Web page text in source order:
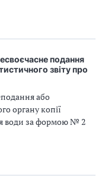
подання
звіту про
або
органу копії
води за формою № 2